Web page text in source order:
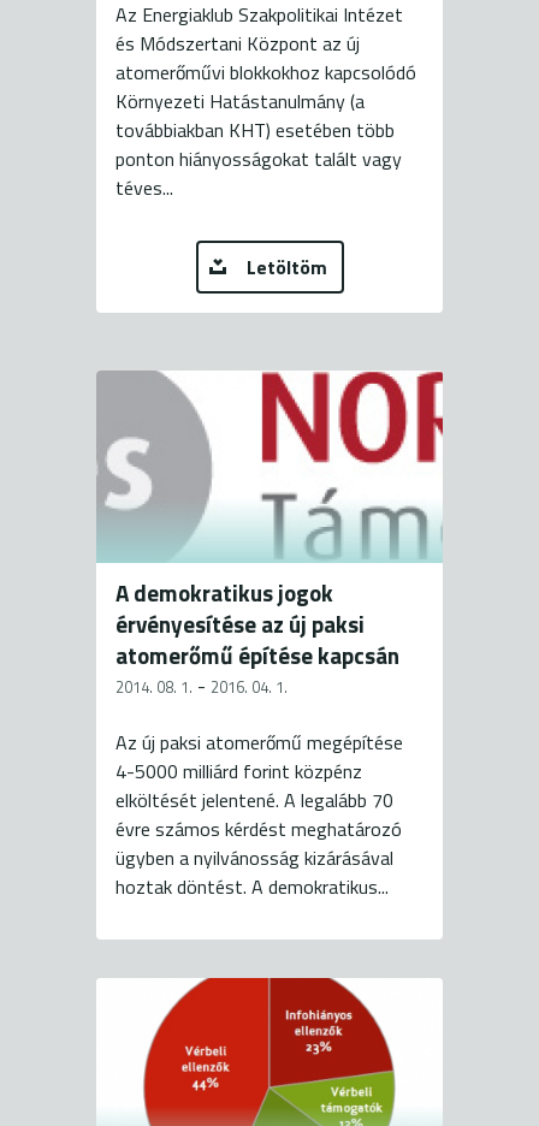
Az Energiaklub Szakpolitikai Intézet
és Módszertani Központ az új
atomerőművi blokkokhoz kapcsolódó
Környezeti Hatástanulmány (a
továbbiakban KHT) esetében több
ponton hiányosságokat talált vagy
téves...
Letöltöm
A demokratikus jogok
érvényesítése az új paksi
atomerőmű építése kapcsán
2014. 08. 1. - 2016. 04. 1.
Az új paksi atomerőmű megépítése
4-5000 milliárd forint közpénz
elköltését jelentené. A legalább 70
évre számos kérdést meghatározó
ügyben a nyilvánosság kizárásával
hoztak döntést. A demokratikus...